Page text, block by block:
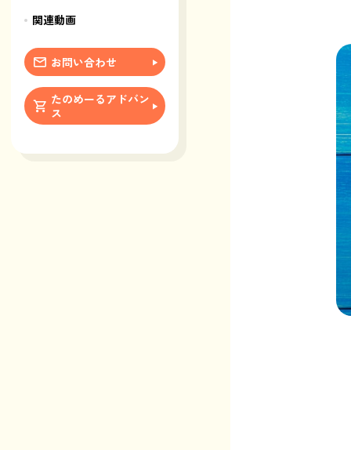
関連動画
お問い合わせ
たのめーるアドバン
ス